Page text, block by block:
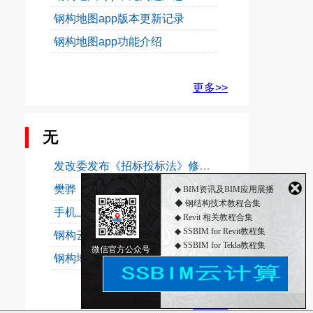
钢构地图app版本更新记录
钢构地图app功能介绍
更多>>
无
发改委发布《招标投标法》修订草案
樊骅：欧洲建筑工业化考察随想——公共建筑的多元性...
手机上进行钢构云计算
钢构云计算扣件式钢管脚手架升级公告
钢构地图中钢构云计算模块
更多>>
微信官方公众号
◆ BIM资讯及BIM应用展播
◆ 钢结构技术教程合集
◆ Revit 相关教程合集
◆ SSBIM for Revit教程集
◆ SSBIM for Tekla教程集
◆ 2018年12月3日钢构主材价格行情